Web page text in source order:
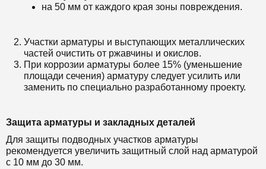
на 50 мм от каждого края зоны повреждения.
Участки арматуры и выступающих металлических
частей очистить от ржавчины и окислов.
При коррозии арматуры более 15% (уменьшение
площади сечения) арматуру следует усилить или
заменить по специально разработанному проекту.
Защита арматуры и закладных деталей
Для защиты подводных участков арматуры
рекомендуется увеличить защитный слой над арматурой
с 10 мм до 30 мм.